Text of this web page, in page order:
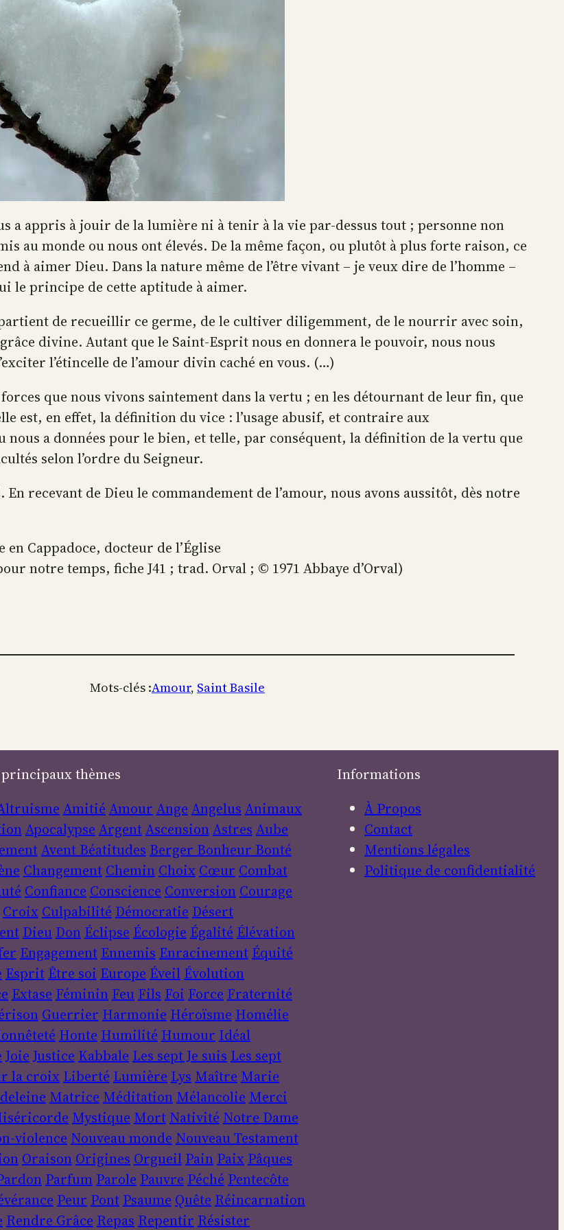
a appris à jouir de la lumière ni à tenir à la vie par-dessus tout ; personne non
au monde ou nous ont élevés. De la même façon, ou plutôt à plus forte raison, ce
à aimer Dieu. Dans la nature même de l’être vivant – je veux dire de l’homme –
le principe de cette aptitude à aimer.
de recueillir ce germe, de le cultiver diligemment, de le nourrir avec soin,
divine. Autant que le Saint-Esprit nous en donnera le pouvoir, nous nous
l’étincelle de l’amour divin caché en vous. (…)
forces que nous vivons saintement dans la vertu ; en les détournant de leur fin, que
est, en effet, la définition du vice : l’usage abusif, et contraire aux
nous a données pour le bien, et telle, par conséquent, la définition de la vertu que
selon l’ordre du Seigneur.
recevant de Dieu le commandement de l’amour, nous avons aussitôt, dès notre
en Cappadoce, docteur de l’Église
notre temps, fiche J41 ; trad. Orval ; © 1971 Abbaye d’Orval)
Mots-clés :Amour, Saint Basile
thèmes
Amitié Amour Ange Angelus Animaux
Apocalypse ArgentAscensionAstres Aube
Avent Béatitudes Berger Bonheur Bonté
Changement Chemin Choix Cœur Combat
Confiance Conscience Conversion Courage
Croix Culpabilité Démocratie Désert
Dieu Don Éclipse Écologie Égalité Élévation
Engagement Ennemis Enracinement Équité
Esprit Être soi Europe Éveil Évolution
Extase Féminin Feu Fils Foi Force Fraternité
Guerrier Harmonie Héroïsme Homélie
Honte Humilité Humour Idéal
Joie Justice Kabbale Les sept Je suis Les sept
la croix Liberté Lumière Lys Maître Marie
Matrice Méditation Mélancolie Merci
Mystique Mort Nativité Notre Dame
violence Nouveau monde Nouveau Testament
Oraison Origines Orgueil Pain Paix Pâques
Parfum Parole Pauvre Péché Pentecôte
Peur Pont Psaume Quête Réincarnation
Rendre Grâce Repas Repentir Résister
Informations
À Propos
Contact
Mentions légales
Politique de confidentialité